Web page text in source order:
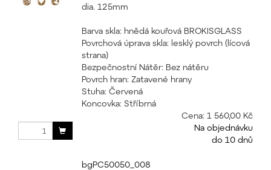
dia. 125mm
Barva skla: hnědá kouřová BROKISGLASS
Povrchová úprava skla: lesklý povrch (lícová
strana)
Bezpečnostní Nátěr: Bez nátěru
Povrch hran: Zatavené hrany
Stuha: Červená
Koncovka: Stříbrná
Cena: 1 560,00 Kč
Na objednávku
do 10 dnů
bgPC50050_008